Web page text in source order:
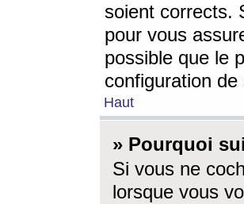
soient corrects.
pour vous
possible que le
configuration de
Haut
» Pourquoi
Si vous ne
lorsque vous